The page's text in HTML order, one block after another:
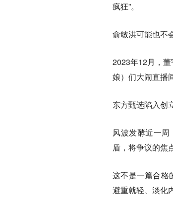
疯狂”。
俞敏洪可能也不
2023年12月，
娘）们大闹直播
东方甄选陷入创
风波发酵近一
盾，将争议的焦
这不是一篇合格
避重就轻、淡化